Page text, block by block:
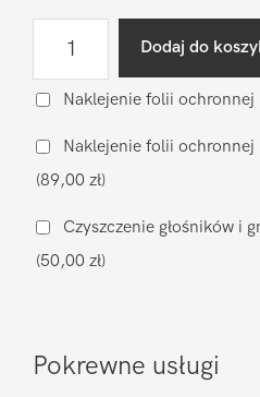
szyby
iPhone
Air
Dodaj do
Naklejenie folii ochronnej
Naklejenie folii ochronnej
(89,00 zł)
Czyszczenie głośników i
(50,00 zł)
Pokrewne usługi